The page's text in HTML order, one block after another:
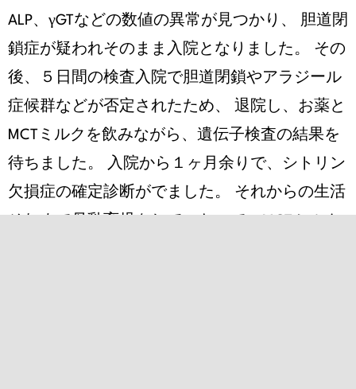
ALP、γGTなどの数値の異常が見つかり、 胆道閉
鎖症が疑われそのまま入院となりました。 その
後、５日間の検査入院で胆道閉鎖やアラジール
症候群などが否定されたため、 退院し、お薬と
MCTミルクを飲みながら、遺伝子検査の結果を
待ちました。 入院から１ヶ月余りで、シトリン
欠損症の確定診断がでました。 それからの生活